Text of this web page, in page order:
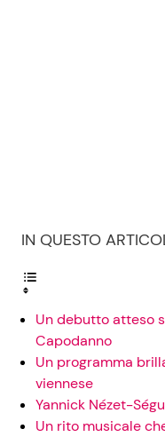
IN QUESTO
Un debutto atteso
Capodanno
Un programma
viennese
Yannick Nézet-
Un rito musicale